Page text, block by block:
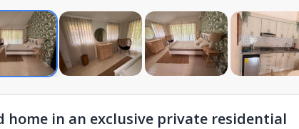
in an exclusive private residential